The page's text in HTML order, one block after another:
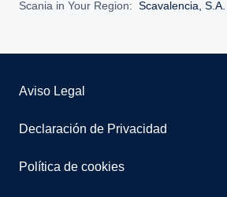
Scania in Your Region: Scavalencia, S.A.
Aviso Legal
Declaración de Privacidad
Política de cookies